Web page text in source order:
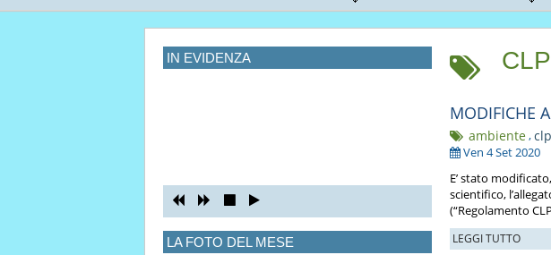
IN EVIDENZA
LA FOTO DEL MESE
CLP
MODIFICHE
ambiente,clp
Ven 4 Set 2020
E’ stato
scientifico,
(“Regolamento
LEGGI TUTTO